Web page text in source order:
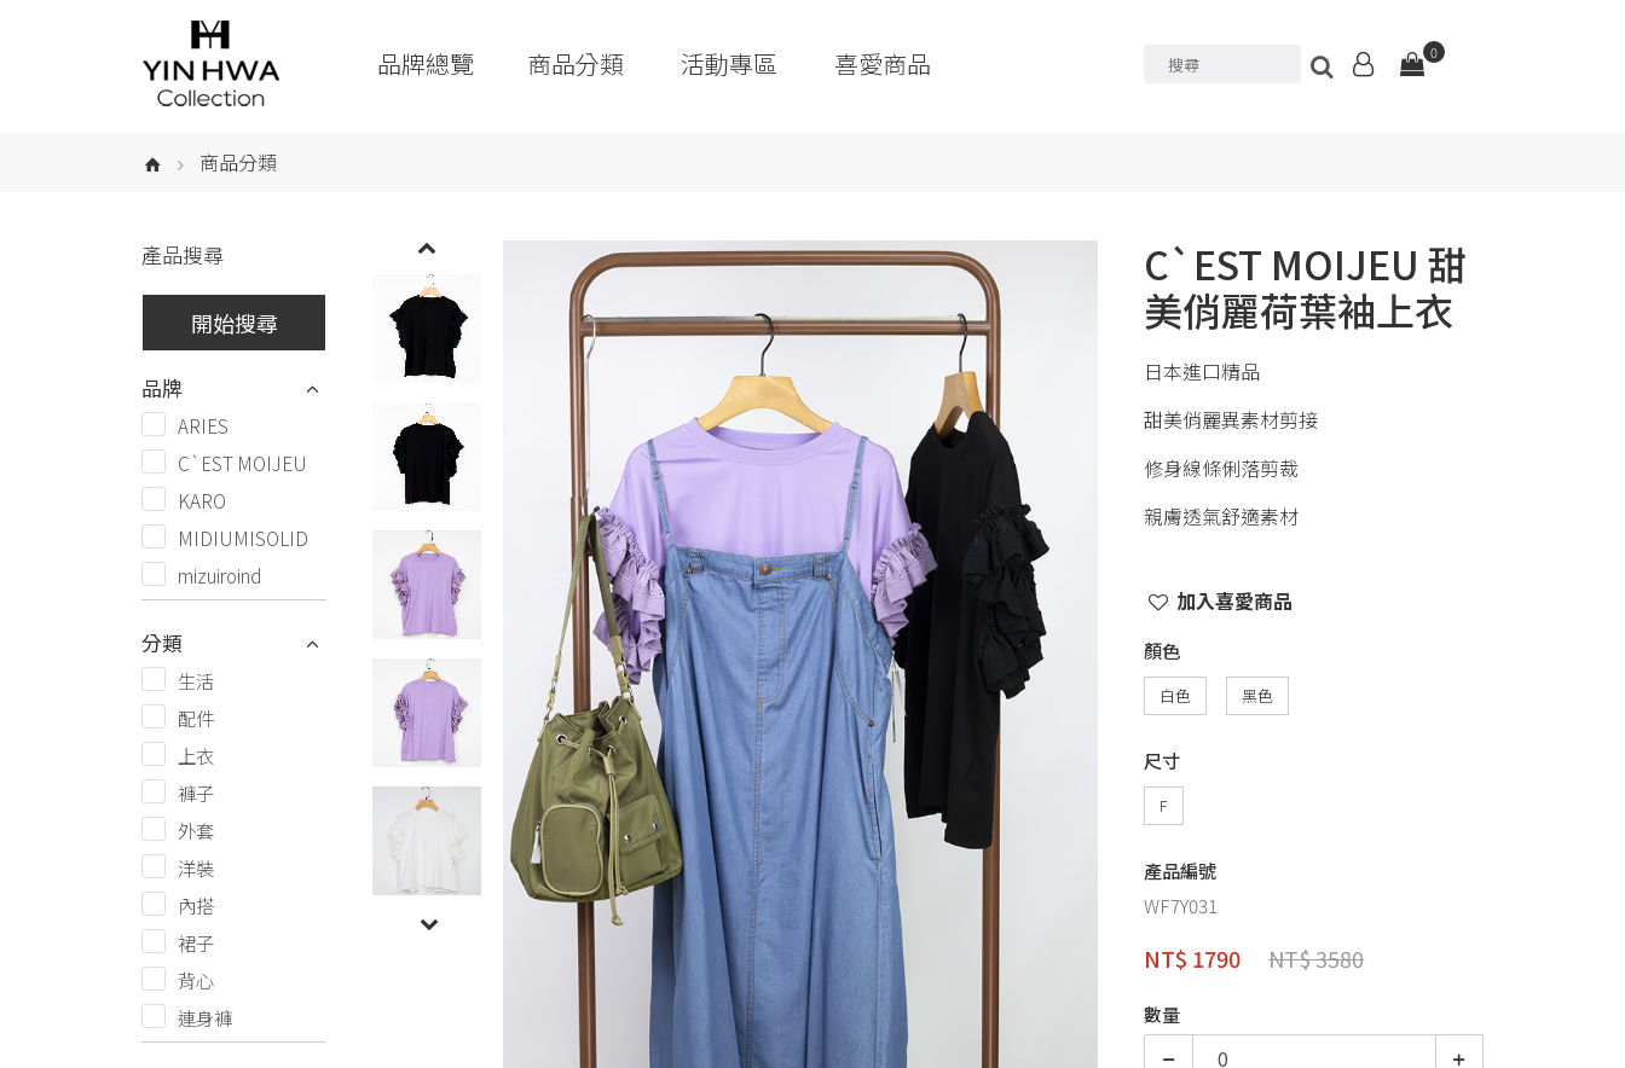
0
品牌總覽 商品分類 活動專區 喜愛商品
商品分類
產品搜尋
品牌
ARIES
C`EST MOIJEU
KARO
MIDIUMISOLID
mizuiroind
分類
生活
配件
上衣
褲子
外套
洋裝
內搭
裙子
背心
連身褲
C`EST MOIJEU 甜
美俏麗荷葉袖上衣
日本進口精品
甜美俏麗異素材剪接
修身線條俐落剪裁
親膚透氣舒適素材
加入喜愛商品
顏色
白色 黑色
尺寸
F
產品編號
WF7Y031
NT$ 1790 NT$ 3580
數量